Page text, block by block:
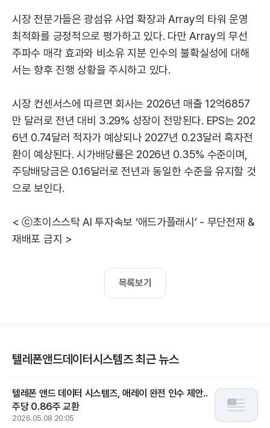
시장 전문가들은 광섬유 사업 확장과 Array의 타워 운영
최적화를 긍정적으로 평가하고 있다. 다만 Array의 무선
주파수 매각 효과와 비소유 지분 인수의 불확실성에 대해
서는 향후 진행 상황을 주시하고 있다.
시장 컨센서스에 따르면 회사는 2026년 매출 12억6857
만 달러로 전년 대비 3.29% 성장이 전망된다. EPS는 202
6년 0.74달러 적자가 예상되나 2027년 0.23달러 흑자전
환이 예상된다. 시가배당률은 2026년 0.35% 수준이며,
주당배당금은 0.16달러로 전년과 동일한 수준을 유지할 것
으로 보인다.
< ⓒ초이스스탁 AI 투자속보 ‘애드가플래시’ - 무단전재 &
재배포 금지 >
목록보기
텔레폰앤드데이터시스템즈 최근 뉴스
텔레폰 앤드 데이터 시스템즈, 애레이 완전 인수 제안..
주당 0.86주 교환
2026.05.08 20:05